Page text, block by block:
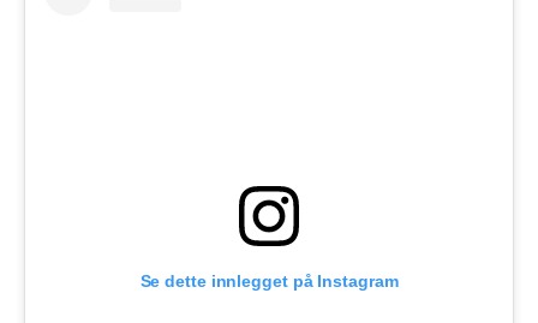
Se dette innlegget på Instagram